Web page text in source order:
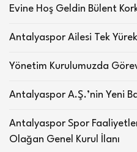
Evine Hoş Geldin Bülent
Antalyaspor Ailesi Tek
Yönetim Kurulumuzda
Antalyaspor A.Ş.’nin Yeni
Antalyaspor Spor
Olağan Genel Kurul İlanı